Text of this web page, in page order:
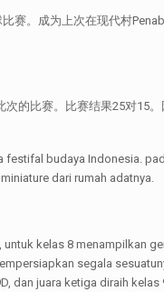
。成为上次在现代村
的比赛。比赛结果25对15
budaya Indonesia.
dari rumah adatnya.
kelas 8 menampilkan
segala
dan juara ketiga diraih